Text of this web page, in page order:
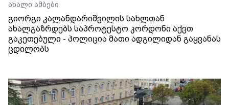
ახალი ამბები
გიორგი კალანდარიშვილის სახლთან
ახალგაზრდებს საპროტესტო კორდონი აქვთ
გაკეთებული - პოლიცია მათი ადგილიდან გაყვანას
ცდილობს